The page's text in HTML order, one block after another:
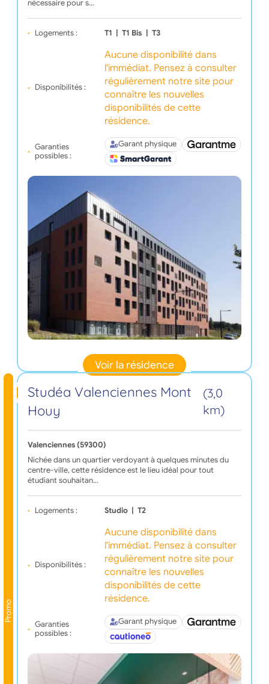
nécessaire pour s…
Logements : T1 | T1 Bis | T3
Disponibilités :
Aucune disponibilité dans
l'immédiat. Pensez à consulter
régulièrement notre site pour
connaître les nouvelles
disponibilités de cette
résidence.
Garanties
possibles :
Garant physique
Voir la résidence
Promo
Studéa Valenciennes Mont
Houy
(3,0
km)
Valenciennes (59300)
Nichée dans un quartier verdoyant à quelques minutes du
centre-ville, cette résidence est le lieu idéal pour tout
étudiant souhaitan…
Logements : Studio | T2
Disponibilités :
Aucune disponibilité dans
l'immédiat. Pensez à consulter
régulièrement notre site pour
connaître les nouvelles
disponibilités de cette
résidence.
Garanties
possibles :
Garant physique